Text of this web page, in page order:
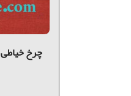
چرخ خیاطی